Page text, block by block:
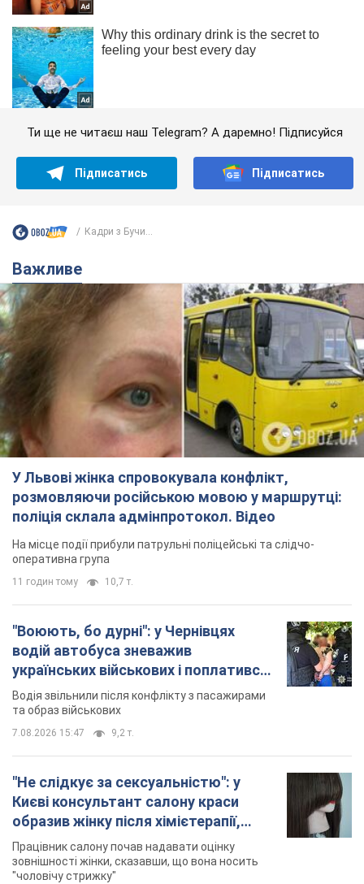
Ти ще не читаєш наш Telegram? А даремно! Підписуйся
Підписатись Підписатись
Кадри з Бучи...
Важливе
У Львові жінка спровокувала конфлікт,
розмовляючи російською мовою у маршрутці:
поліція склала адмінпротокол. Відео
На місце події прибули патрульні поліцейські та слідчо-
оперативна група
11 годин тому 10,7 т.
"Воюють, бо дурні": у Чернівцях
водій автобуса зневажив
українських військових і поплатився.
Відео
Водія звільнили після конфлікту з пасажирами
та образ військових
7.08.2026 15:47 9,2 т.
"Не слідкує за сексуальністю": у
Києві консультант салону краси
образив жінку після хімієтерапії,
розгорівся скандал. Фото
Працівник салону почав надавати оцінку
зовнішності жінки, сказавши, що вона носить
"чоловічу стрижку"